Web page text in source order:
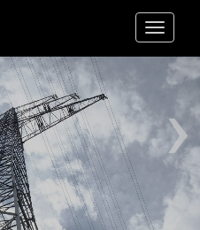
Toggle
›